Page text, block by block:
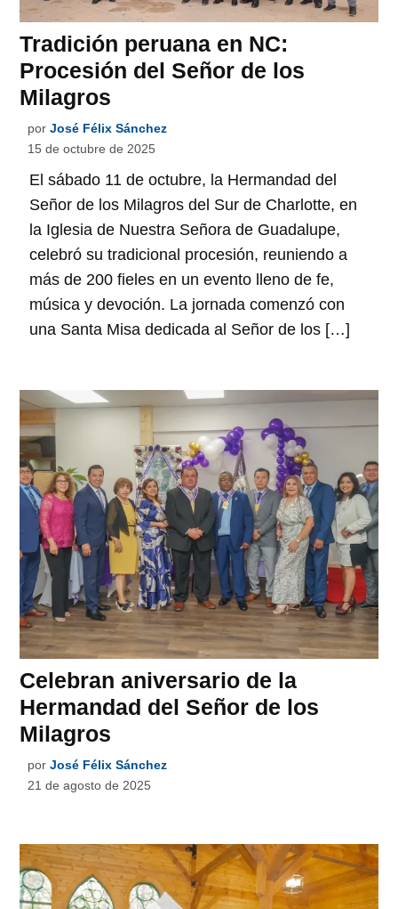
Tradición peruana en NC:
Procesión del Señor de los
Milagros
por José Félix Sánchez
15 de octubre de 2025
El sábado 11 de octubre, la Hermandad del
Señor de los Milagros del Sur de Charlotte, en
la Iglesia de Nuestra Señora de Guadalupe,
celebró su tradicional procesión, reuniendo a
más de 200 fieles en un evento lleno de fe,
música y devoción. La jornada comenzó con
una Santa Misa dedicada al Señor de los […]
Celebran aniversario de la
Hermandad del Señor de los
Milagros
por José Félix Sánchez
21 de agosto de 2025